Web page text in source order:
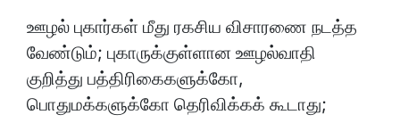
ஊழல் புகார்கள் மீது ரகசிய விசாரணை நடத்த
வேண்டும்; புகாருக்குள்ளான ஊழல்வாதி
குறித்து பத்திரிகைகளுக்கோ,
பொதுமக்களுக்கோ தெரிவிக்கக் கூடாது;